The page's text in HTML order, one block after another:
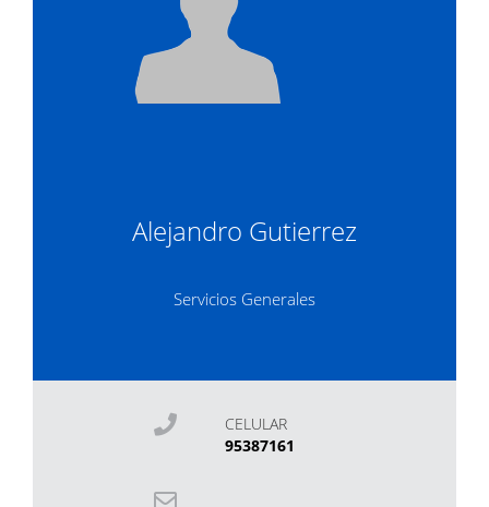
Alejandro Gutierrez
Servicios Generales
CELULAR
95387161